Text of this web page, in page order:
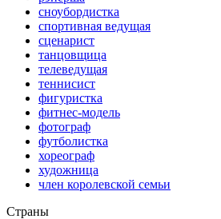
сноубордистка
спортивная ведущая
сценарист
танцовщица
телеведущая
теннисист
фигуристка
фитнес-модель
фотограф
футболистка
хореограф
художница
член королевской семьи
Страны